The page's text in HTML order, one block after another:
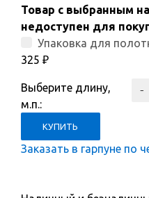
Товар с выбранным
недоступен для
Упаковка для
325 ₽
Выберите длину,
м.п.:
Заказать в гарпуне по